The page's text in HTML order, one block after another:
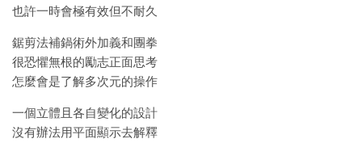
也許一時會極有效但不耐久
鋸剪法補鍋術外加義和團拳
很恐懼無根的勵志正面思考
怎麼會是了解多次元的操作
一個立體且各自變化的設計
沒有辦法用平面顯示去解釋